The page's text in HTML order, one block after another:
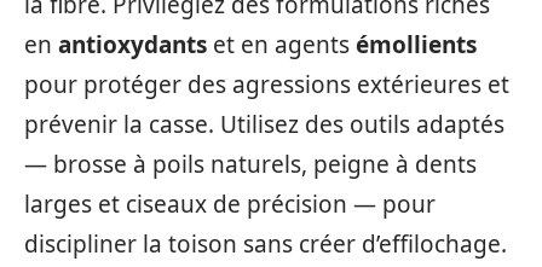
en antioxydants et en agentsémollients
pour protéger des agressions extérieures et
prévenir la casse. Utilisez des outils adaptés
— brosse à poils naturels, peigne à dents
larges et ciseaux de précision — pour
discipliner la toison sans créer d’effilochage.